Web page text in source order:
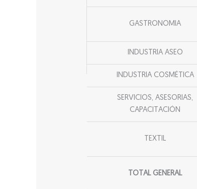
GASTRONOMIA
INDUSTRIA ASEO
INDUSTRIA COSMÉTICA
SERVICIOS, ASESORIAS,
CAPACITACIÓN
TEXTIL
TOTAL GENERAL